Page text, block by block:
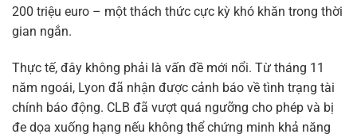
200 triệu euro – một thách thức cực kỳ khó khăn trong thời
gian ngắn.
Thực tế, đây không phải là vấn đề mới nổi. Từ tháng 11
năm ngoái, Lyon đã nhận được cảnh báo về tình trạng tài
chính báo động. CLB đã vượt quá ngưỡng cho phép và bị
đe dọa xuống hạng nếu không thể chứng minh khả năng